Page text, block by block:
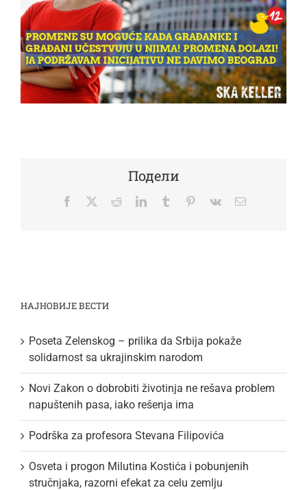
Подели
Facebook
TwitterRedditLinkedInTumblr Pinterest
Vk Email
НАЈНОВИЈЕ ВЕСТИ
Poseta Zelenskog – prilika da Srbija pokaže
solidarnost sa ukrajinskim narodom
Novi Zakon o dobrobiti životinja ne rešava problem
napuštenih pasa, iako rešenja ima
Podrška za profesora Stevana Filipovića
Osveta i progon Milutina Kostića i pobunjenih
stručnjaka, razorni efekat za celu zemlju